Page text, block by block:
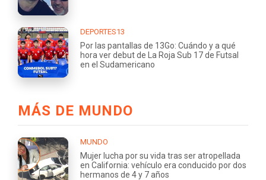
DEPORTES13
Por las pantallas de 13Go: Cuándo y a qué
hora ver debut de La Roja Sub 17 de Futsal
en el Sudamericano
MÁS DE MUNDO
MUNDO
Mujer lucha por su vida tras ser atropellada
en California: vehículo era conducido por dos
hermanos de 4 y 7 años